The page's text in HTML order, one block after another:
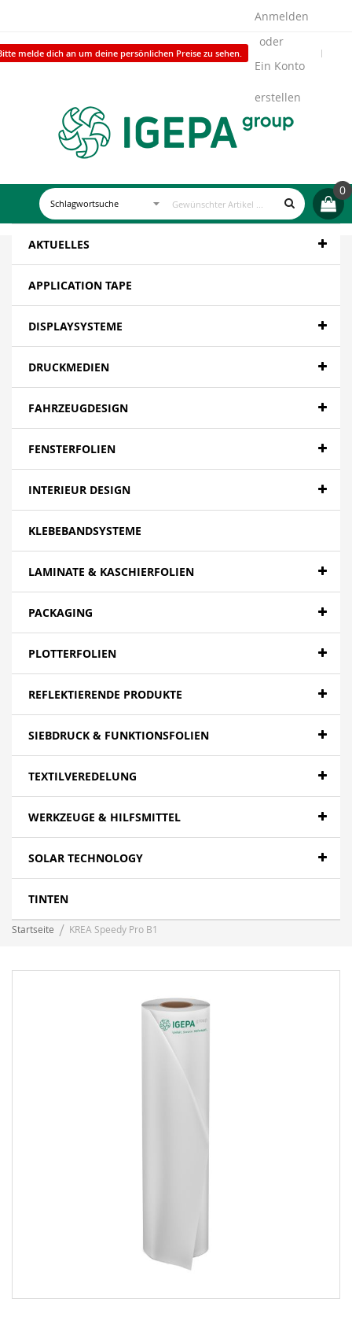
melde dich an um deine persönlichen Preise zu sehen.
Anmelden
Ein Konto
erstellen
0
AKTUELLES
APPLICATION TAPE
DISPLAYSYSTEME
DRUCKMEDIEN
FAHRZEUGDESIGN
FENSTERFOLIEN
INTERIEUR DESIGN
KLEBEBANDSYSTEME
LAMINATE & KASCHIERFOLIEN
PACKAGING
PLOTTERFOLIEN
REFLEKTIERENDE PRODUKTE
SIEBDRUCK & FUNKTIONSFOLIEN
TEXTILVEREDELUNG
WERKZEUGE & HILFSMITTEL
SOLAR TECHNOLOGY
TINTEN
Startseite KREA Speedy Pro B1